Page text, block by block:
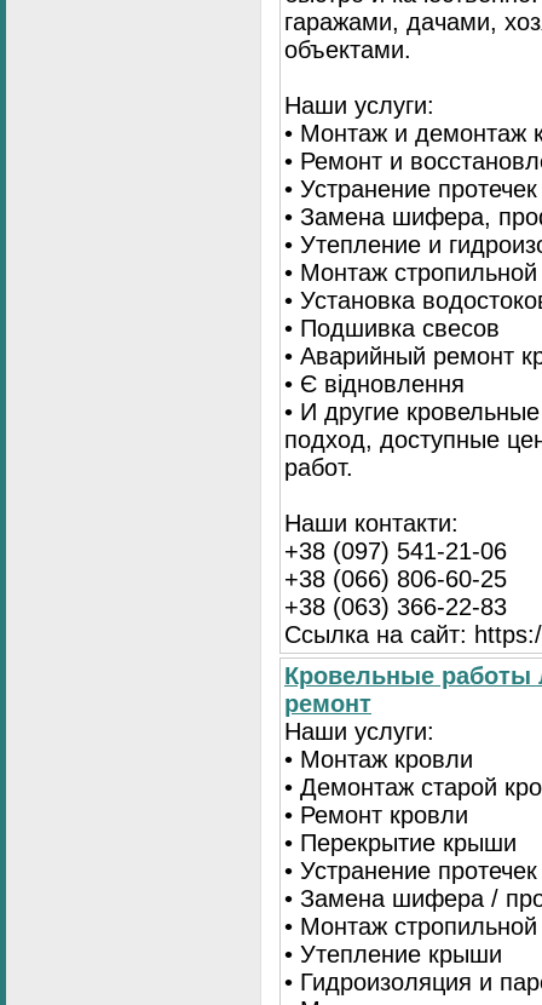
гаражами, дачами,
объектами.
Наши услуги:
• Монтаж и демонтаж
• Ремонт и
• Устранение протечек
• Замена шифера,
• Утепление и
• Монтаж
• Установка
• Подшивка свесов
• Аварийный ремонт
• Є відновлення
• И другие
подход, доступные
работ.
Наши контакти:
+38 (097) 541-21-06
+38 (066) 806-60-25
+38 (063) 366-22-83
Ссылка на сайт:
Кровельные
ремонт
Наши услуги:
• Монтаж кровли
• Демонтаж старой
• Ремонт кровли
• Перекрытие крыши
• Устранение протечек
• Замена шифера /
• Монтаж
• Утепление крыши
• Гидроизоляция и